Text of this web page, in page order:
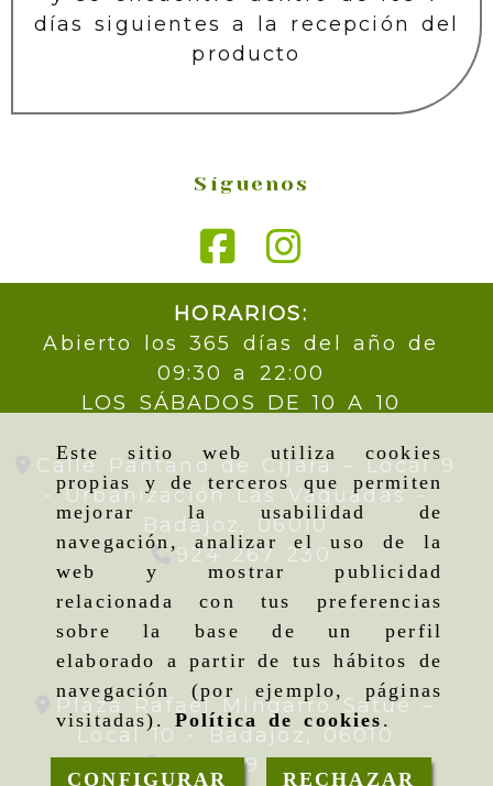
Este sitio web utiliza cookies
propias y de terceros que permiten
mejorar la usabilidad de
navegación, analizar el uso de la
web y mostrar publicidad
relacionada con tus preferencias
sobre la base de un perfil
elaborado a partir de tus hábitos de
navegación (por ejemplo, páginas
visitadas). Política de cookies .
CONFIGURAR RECHAZAR
días siguientes a la recepción del
producto
Síguenos
HORARIOS:
Abierto los 365 días del año de
09:30 a 22:00
LOS SÁBADOS DE 10 A 10
Calle Pantano de Cijara – Local 9
- Urbanización Las Vaguadas -
Badajoz, 06010
924 267 230
Plaza Rafael Mingarro Satué –
Local 10 -
Badajoz, 06010
924 09 19 95